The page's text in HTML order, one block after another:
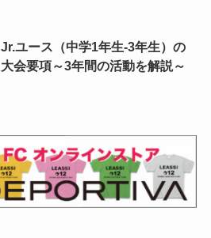
Jr.ユース（中学1年生-3年生）の
大会要項～3年間の活動を解説～